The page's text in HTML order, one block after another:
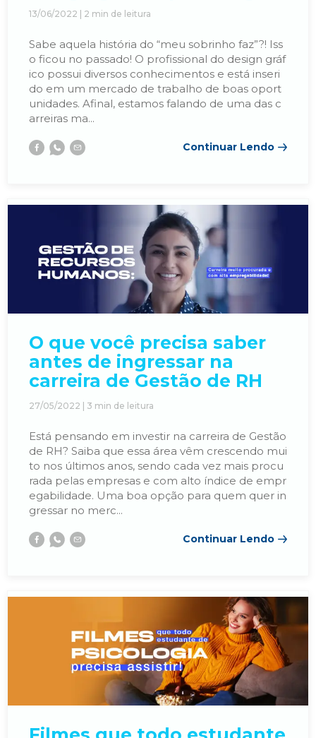
13/06/2022 | 2 min de leitura
Sabe aquela história do “meu sobrinho faz”?! Iss
o ficou no passado! O profissional do design gráf
ico possui diversos conhecimentos e está inseri
do em um mercado de trabalho de boas oport
unidades. Afinal, estamos falando de uma das c
arreiras ma...
Continuar Lendo
O que você precisa saber
antes de ingressar na
carreira de Gestão de RH
27/05/2022 | 3 min de leitura
Está pensando em investir na carreira de Gestão
de RH? Saiba que essa área vêm crescendo mui
to nos últimos anos, sendo cada vez mais procu
rada pelas empresas e com alto índice de empr
egabilidade. Uma boa opção para quem quer in
gressar no merc...
Continuar Lendo